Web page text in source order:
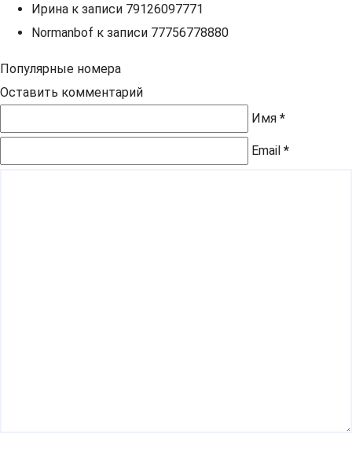
Ирина к записи 79126097771
Normanbof к записи 77756778880
Популярные номера
Оставить комментарий
Имя *
Email *